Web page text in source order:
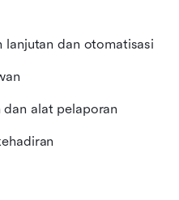
lanjutan dan otomatisasi
alat pelaporan